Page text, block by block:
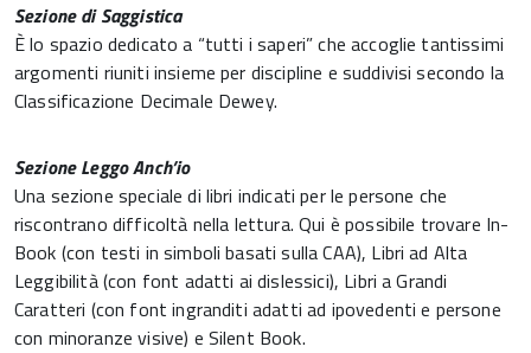
Sezione di Saggistica
È lo spazio dedicato a “tutti i saperi” che accoglie tantissimi
argomenti riuniti insieme per discipline e suddivisi secondo la
Classificazione Decimale Dewey.
Sezione Leggo Anch’io
Una sezione speciale di libri indicati per le persone che
riscontrano difficoltà nella lettura. Qui è possibile trovare In-
Book (con testi in simboli basati sulla CAA), Libri ad Alta
Leggibilità (con font adatti ai dislessici), Libri a Grandi
Caratteri (con font ingranditi adatti ad ipovedenti e persone
con minoranze visive) e Silent Book.